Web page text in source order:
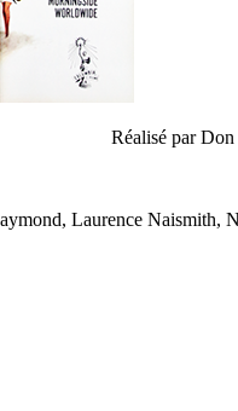
Réalisé par
Laurence